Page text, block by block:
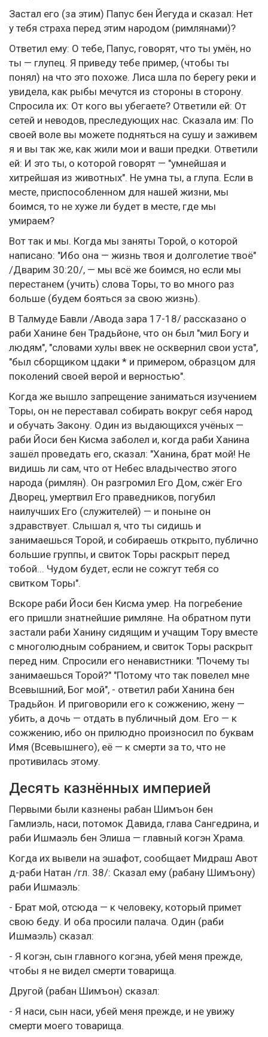
Застал его (за этим) Папус бен Йегуда и сказал: Нет
у тебя страха перед этим народом (римлянами)?
Ответил ему: О тебе, Папус, говорят, что ты умён, но
ты — глупец. Я приведу тебе пример, (чтобы ты
понял) на что это похоже. Лиса шла по берегу реки и
увидела, как рыбы мечутся из стороны в сторону.
Спросила их: От кого вы убегаете? Ответили ей: От
сетей и неводов, преследующих нас. Сказала им: По
своей воле вы можете подняться на сушу и заживем
я и вы так же, как жили мои и ваши предки. Ответили
ей: И это ты, о которой говорят — "умнейшая и
хитрейшая из животных". Не умна ты, а глупа. Если в
месте, приспособленном для нашей жизни, мы
боимся, то не хуже ли будет в месте, где мы
умираем?
Вот так и мы. Когда мы заняты Торой, о которой
написано: "Ибо она — жизнь твоя и долголетие твоё"
/Дварим 30:20/, — мы всё же боимся, но если мы
перестанем (учить) слова Торы, то во много раз
больше (будем бояться за свою жизнь).
В Талмуде Бавли /Авода зара 17-18/ рассказано о
раби Ханине бен Традьйоне, что он был "мил Богу и
людям", "словами хулы ввек не осквернил свои уста",
"был сборщиком цдаки * и примером, образцом для
поколений своей верой и верностью".
Когда же вышло запрещение заниматься изучением
Торы, он не переставал собирать вокруг себя народ
и обучать Закону. Один из выдающихся учёных —
раби Йоси бен Кисма заболел и, когда раби Ханина
зашёл проведать его, сказал: "Ханина, брат мой! Не
видишь ли сам, что от Небес владычество этого
народа (римлян). Он разгромил Его Дом, сжёг Его
Дворец, умертвил Его праведников, погубил
наилучших Его (служителей) — и поныне он
здравствует. Слышал я, что ты сидишь и
занимаешься Торой, и собираешь открыто, публично
большие группы, и свиток Торы раскрыт перед
тобой... Чудом будет, если не сожгут тебя со
свитком Торы".
Вскоре раби Йоси бен Кисма умер. На погребение
его пришли знатнейшие римляне. На обратном пути
застали раби Ханину сидящим и учащим Тору вместе
с многолюдным собранием, и свиток Торы раскрыт
перед ним. Спросили его ненавистники: "Почему ты
занимаешься Торой?" "Потому что так повелел мне
Всевышний, Бог мой", - ответил раби Ханина бен
Традьйон. И приговорили его к сожжению, жену —
убить, а дочь — отдать в публичный дом. Его — к
сожжению, ибо он прилюдно произносил по буквам
Имя (Всевышнего), её — к смерти за то, что не
противилась этому.
Десять казнённых империей
Первыми были казнены рабан Шимъон бен
Гамлиэль, наси, потомок Давида, глава Сангедрина, и
раби Ишмаэль бен Элиша — главный когэн Храма.
Когда их вывели на эшафот, сообщает Мидраш Авот
д-раби Натан /гл. 38/: Сказал ему (рабану Шимъону)
раби Ишмаэль:
- Брат мой, отсюда — к человеку, который примет
свою беду. И оба просили палача. Один (раби
Ишмаэль) сказал:
- Я когэн, сын главного когэна, убей меня прежде,
чтобы я не видел смерти товарища.
Другой (рабан Шимъон) сказал:
- Я наси, сын наси, убей меня прежде, и не увижу
смерти моего товарища.